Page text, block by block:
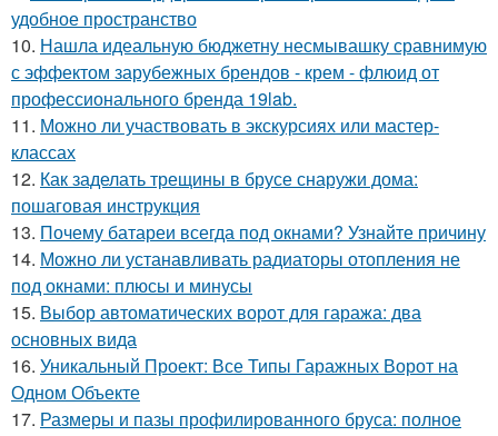
удобное пространство
10. Нашла идеальную бюджетну несмывашку сравнимую
с эффектом зарубежных брендов - крем - флюид от
профессионального бренда 19lab.
11. Можно ли участвовать в экскурсиях или мастер-
классах
12. Как заделать трещины в брусе снаружи дома:
пошаговая инструкция
13. Почему батареи всегда под окнами? Узнайте причину
14. Можно ли устанавливать радиаторы отопления не
под окнами: плюсы и минусы
15. Выбор автоматических ворот для гаража: два
основных вида
16. Уникальный Проект: Все Типы Гаражных Ворот на
Одном Объекте
17. Размеры и пазы профилированного бруса: полное